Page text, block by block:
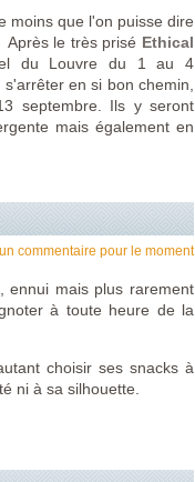
moins que l'on puisse dire
le très prisé Ethical
du Louvre du 1 au 4
en si bon chemin,
septembre. Ils y seront
mais également en
Durable.
commentaire pour le moment
ennui mais plus rarement
à toute heure de la
choisir ses snacks à
ni à sa silhouette.